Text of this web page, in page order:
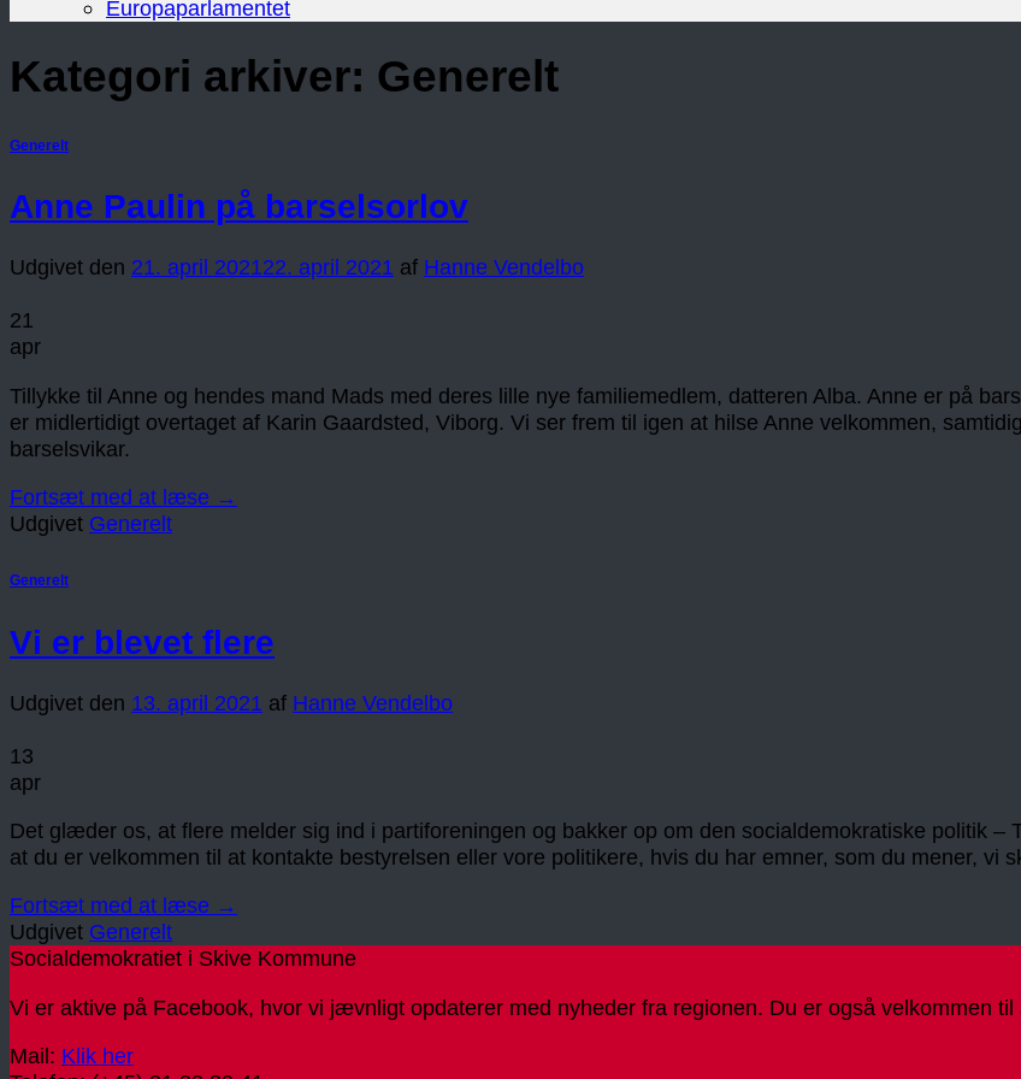
Europaparlamentet
Kategori arkiver: Generelt
Generelt
Anne Paulin på barselsorlov
Udgivet den 21. april 202122. april 2021 af Hanne Vendelbo
21
apr
Tillykke til Anne og hendes mand Mads med deres lille nye familiemedlem, datteren Alba. Anne er på
er midlertidigt overtaget af Karin Gaardsted, Viborg. Vi ser frem til igen at hilse Anne velkommen,
barselsvikar.
Fortsæt med at læse →
Udgivet Generelt
Generelt
Vi er blevet flere
Udgivet den 13. april 2021 af Hanne Vendelbo
13
apr
Det glæder os, at flere melder sig ind i partiforeningen og bakker op om den socialdemokratiske politik
at du er velkommen til at kontakte bestyrelsen eller vore politikere, hvis du har emner, som du mener, vi
Fortsæt med at læse →
Udgivet Generelt
Socialdemokratiet i Skive Kommune
Vi er aktive på Facebook, hvor vi jævnligt opdaterer med nyheder fra regionen. Du er også velkommen
Mail: Klik her